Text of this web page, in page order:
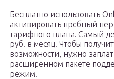
Бесплатно использовать
активировать пробный
тарифного плана. Самый
руб. в месяц. Чтобы
возможности, нужно
расширенном пакете
режим.